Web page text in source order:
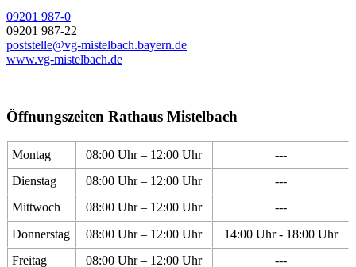
09201 987-0
09201 987-22
poststelle@vg-mistelbach.bayern.de
www.vg-mistelbach.de
Öffnungszeiten Rathaus Mistelbach
Montag 08:00 Uhr – 12:00 Uhr
---
Dienstag
08:00 Uhr – 12:00 Uhr
---
Mittwoch
08:00 Uhr – 12:00 Uhr
---
Donnerstag
08:00 Uhr – 12:00 Uhr
14:00 Uhr - 18:00 Uhr
Freitag
08:00 Uhr – 12:00 Uhr
---